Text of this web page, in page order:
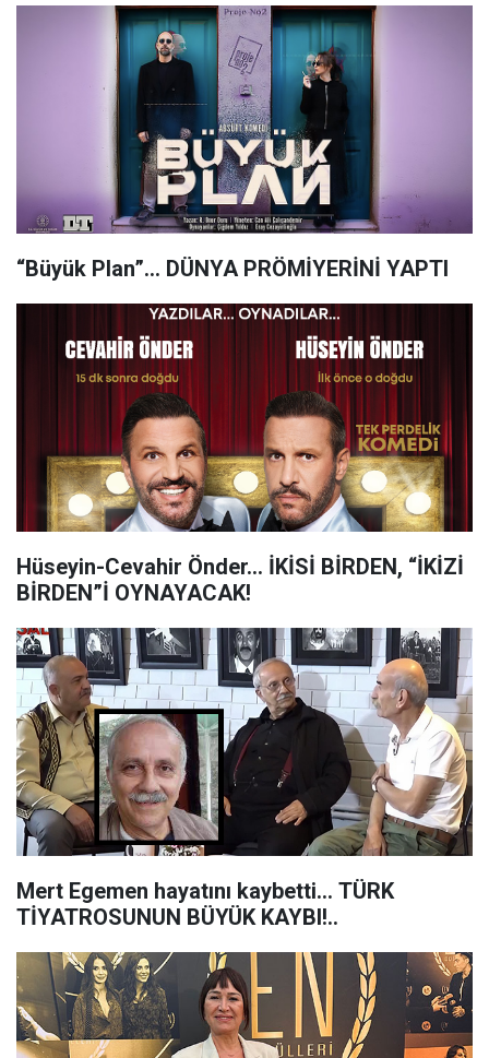
“Büyük Plan”… DÜNYA PRÖMİYERİNİ YAPTI
Hüseyin-Cevahir Önder… İKİSİ BİRDEN, “İKİZİ
BİRDEN”İ OYNAYACAK!
Mert Egemen hayatını kaybetti… TÜRK
TİYATROSUNUN BÜYÜK KAYBI!..